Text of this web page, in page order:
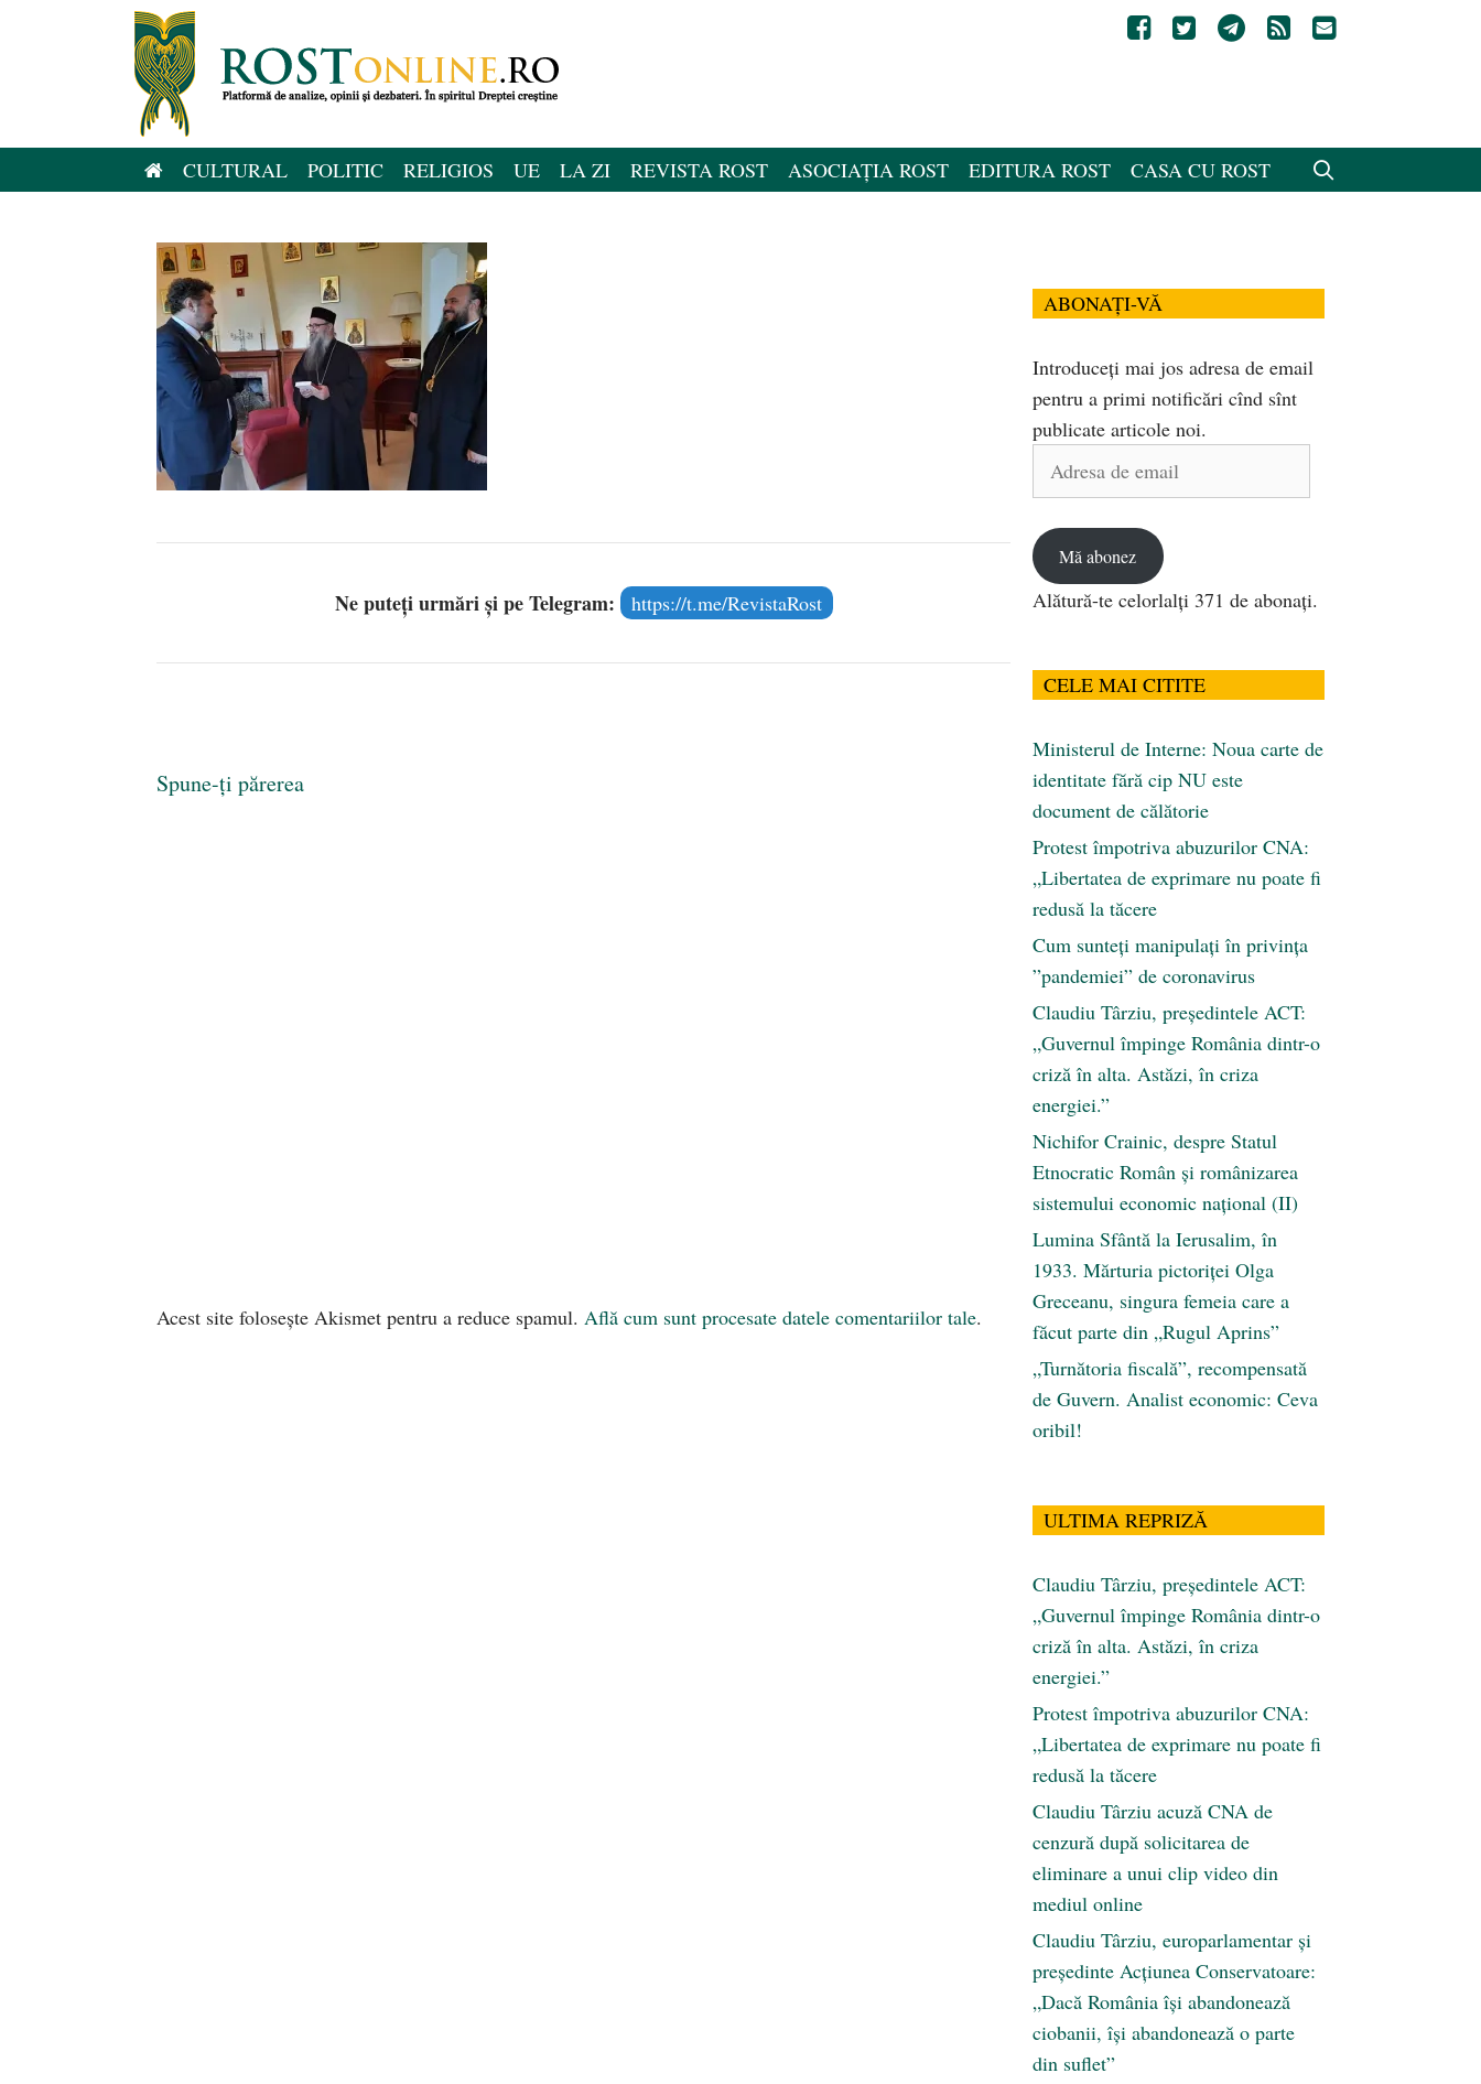
CULTURAL POLITIC RELIGIOS UE LA ZI REVISTA ROST ASOCIAȚIA ROST EDITURA ROST CASA CU ROST
Ne puteți urmări și pe Telegram: https://t.me/RevistaRost
Spune-ți părerea
Acest site folosește Akismet pentru a reduce spamul. Află cum sunt procesate datele comentariilor tale.
ABONAȚI-VĂ
Introduceți mai jos adresa de email
pentru a primi notificări cînd sînt
publicate articole noi.
Adresa
Mă abonez
Alătură-te celorlalți 371 de abonați.
CELE MAI CITITE
Ministerul de Interne: Noua carte de
identitate fără cip NU este
document de călătorie
Protest împotriva abuzurilor CNA:
„Libertatea de exprimare nu poate fi
redusă la tăcere
Cum sunteți manipulați în privința
”pandemiei” de coronavirus
Claudiu Târziu, președintele ACT:
„Guvernul împinge România dintr-o
criză în alta. Astăzi, în criza
energiei.”
Nichifor Crainic, despre Statul
Etnocratic Român şi românizarea
sistemului economic naţional (II)
Lumina Sfântă la Ierusalim, în
1933. Mărturia pictoriței Olga
Greceanu, singura femeia care a
făcut parte din „Rugul Aprins”
„Turnătoria fiscală”, recompensată
de Guvern. Analist economic: Ceva
oribil!
ULTIMA REPRIZĂ
Claudiu Târziu, președintele ACT:
„Guvernul împinge România dintr-o
criză în alta. Astăzi, în criza
energiei.”
Protest împotriva abuzurilor CNA:
„Libertatea de exprimare nu poate fi
redusă la tăcere
Claudiu Târziu acuză CNA de
cenzură după solicitarea de
eliminare a unui clip video din
mediul online
Claudiu Târziu, europarlamentar și
președinte Acțiunea Conservatoare:
„Dacă România își abandonează
ciobanii, își abandonează o parte
din suflet”